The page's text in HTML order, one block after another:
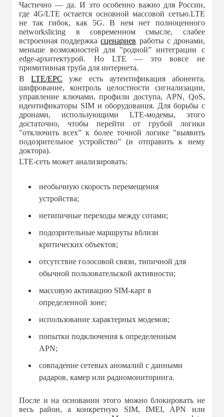
Частично — да. И это особенно важно для России,
где 4G/LTE остается основной массовой сетью.LTE
не так гибок, как 5G. В нем нет полноценного
networkslicing в современном смысле, слабее
встроенная поддержкасценариев работы с дронами,
меньше возможностей для "родной” интеграции с
edge-архитектурой. Но LTE — это вовсе не
примитивная труба для интернета.
ВLTE/EPC уже есть аутентификация абонента,
шифрование, контроль целостности сигнализации,
управление ключами, профили доступа, APN, QoS,
идентификаторы SIM и оборудования. Для борьбы с
дронами, использующими LTE-модемы, этого
достаточно, чтобы перейти от грубой логики
"отключить всех” к более точной логике "выявить
подозрительное устройство” (и отправить к нему
доктора).
LTE-сеть может анализировать:
необычную скорость перемещения
устройства;
нетипичные переходы между сотами;
подозрительные маршруты вблизи
критических объектов;
отсутствие голосовой связи, типичной для
обычной пользовательской активности;
массовую активацию SIM-карт в
определенной зоне;
использование характерных модемов;
попытки подключения к определенным
APN;
совпадение сетевых аномалий с данными
радаров, камер или радиомониторинга.
После и на основании этого можно блокировать не
весь район, а конкретную SIM, IMEI, APN или